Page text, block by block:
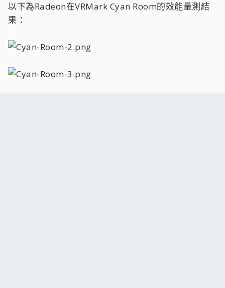
以下為Radeon在VRMark Cyan Room的效能量測結
果：